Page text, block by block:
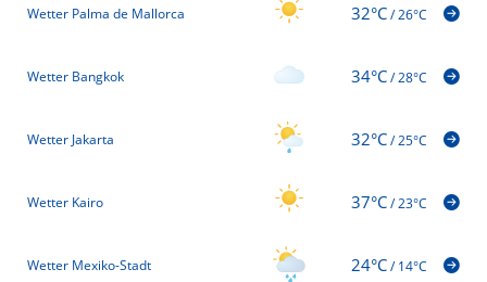
Wetter Palma de Mallorca 32°C/26°C
Wetter Bangkok 34°C/28°C
Wetter Jakarta 32°C/25°C
Wetter Kairo 37°C/23°C
Wetter Mexiko-Stadt 24°C/14°C